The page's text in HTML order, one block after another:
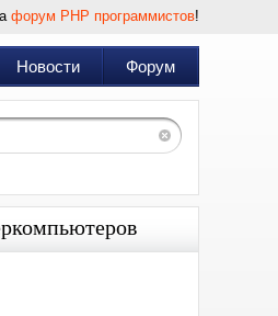
форум PHP программистов!
Новости Форум